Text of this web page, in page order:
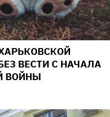
ВЕСТИ С НАЧАЛА
ВОЙНЫ